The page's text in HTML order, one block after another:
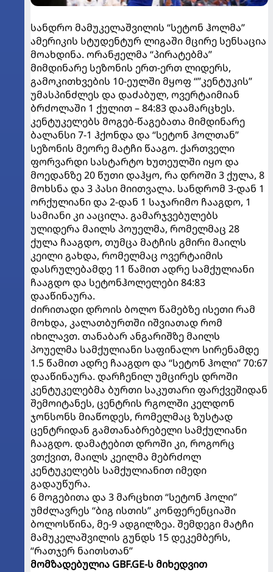
სანდრო მამუკელაშვილის “სეტონ ჰოლმა”
ამერიკის სტუდენტურ ლიგაში მცირე სენსაცია
მოახდინა. ორანჟელმა “პირატებმა”
მიმდინარე სეზონის ერთ-ერთ ლიდერს,
გამოკითხვების 10-ეულში მყოფ “”კენტუკის”
უმასპინძლეს და დაძაბულ, ოვერტაიმიან
ბრძოლაში 1 ქულით – 84:83 დაამარცხეს.
კენტუკელებს მოგებ-წაგებათა მიმდინარე
ბალანსი 7-1 ჰქონდა და “სეტონ ჰოლთან”
სეზონის მეორე მატჩი წააგო. ქართველი
ფორვარდი სასტარტო ხუთეულში იყო და
მოედანზე 20 წუთი დაჰყო, რა დროში 3 ქულა, 8
მოხსნა და 3 პასი მიითვალა. სანდრომ 3-დან 1
ორქულიანი და 2-დან 1 საჯარიმო ჩააგდო, 1
სამიანი კი ააცილა. გამარჯვებულებს
ულიდერა მაილს პოუელმა, რომელმაც 28
ქულა ჩააგდო, თუმცა მატჩის გმირი მაილს
კეილი გახდა, რომელმაც ოვერტაიმის
დასრულებამდე 11 წამით ადრე სამქულიანი
ჩააგდო და სეტონჰოლელები 84:83
დააწინაურა.
ძირითადი დროის ბოლო წამებზე ისეთი რამ
მოხდა, კალათბურთში იშვიათად რომ
იხილავთ. თანაბარ ანგარიშზე მაილს
პოუელმა სამქულიანი საფინალო სირენამდე
1.5 წამით ადრე ჩააგდო და “სეტონ ჰოლი” 70:67
დააწინაურა. დარჩენილ უმცირეს დროში
კენტუკელებმა ბურთი საკუთარი ფარქვეშიდან
შემოიტანეს, ცენტრის რგოლში კელდონ
ჯონსონს მიაწოდეს, რომელმაც ზუსტად
ცენტრიდან გამთანაბრებელი სამქულიანი
ჩააგდო. დამატებით დროში კი, როგორც
ვთქვით, მაილს კეილმა მებრძოლ
კენტუკელებს სამქულიანით იმედი
გადაუწურა.
6 მოგებითა და 3 მარცხით “სეტონ ჰოლი”
უმძლავრეს “ბიგ ისთის” კონფერენციაში
ბოლოსწინა, მე-9 ადგილზეა. შემდეგი მატჩი
მამუკელაშვილის გუნდს 15 დეკემბერს,
“რათჯერ ნაითსთან”
მომზადებულია GBF.GE-ს მიხედვით